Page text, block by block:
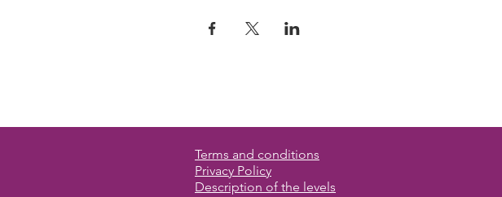
Terms and conditions
Privacy Policy
Description of the levels